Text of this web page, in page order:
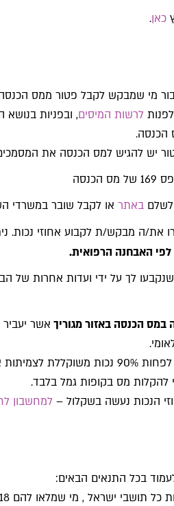
כאן.
מי שמבקש לקבל פטור ממס
לרשות המיסים, ובפניות בנושא
יש להגיש למס הכנסה את
מס הכנסה
לשלם באתר או לקבל שובר במשרדי
את/ה מבקש/ת לקבוע אחוזי נכות.
לפי האבחנה הרפואית.
שנקבעו לך על ידי ועדות אחרות של
הכנסה באזור מגוריך אשר יעביר
הנכות נעשה בשקלול – למחשבון
בכל התנאים הבאים:
, מי שמלאו להם 18 שנים ועדיין לא הגיעו לגיל הפרישה.